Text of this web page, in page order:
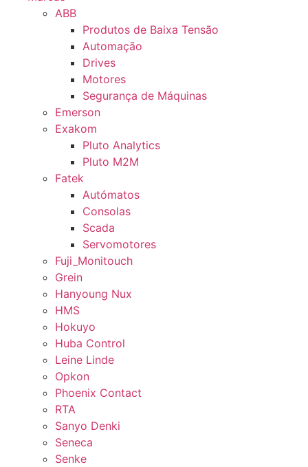
ABB
Produtos de Baixa Tensão
Automação
Drives
Motores
Segurança de Máquinas
Emerson
Exakom
Pluto Analytics
Pluto M2M
Fatek
Autómatos
Consolas
Scada
Servomotores
Fuji_Monitouch
Grein
Hanyoung Nux
HMS
Hokuyo
Huba Control
Leine Linde
Opkon
Phoenix Contact
RTA
Sanyo Denki
Seneca
Senke